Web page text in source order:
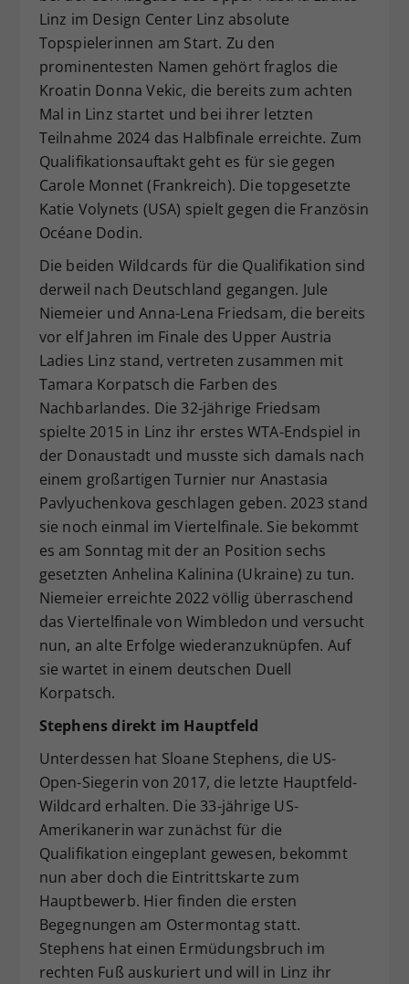
Linz im Design Center Linz absolute
Topspielerinnen am Start. Zu den
prominentesten Namen gehört fraglos die
Kroatin Donna Vekic, die bereits zum achten
Mal in Linz startet und bei ihrer letzten
Teilnahme 2024 das Halbfinale erreichte. Zum
Qualifikationsauftakt geht es für sie gegen
Carole Monnet (Frankreich). Die topgesetzte
Katie Volynets (USA) spielt gegen die Französin
Océane Dodin.
Die beiden Wildcards für die Qualifikation sind
derweil nach Deutschland gegangen. Jule
Niemeier und Anna-Lena Friedsam, die bereits
vor elf Jahren im Finale des Upper Austria
Ladies Linz stand, vertreten zusammen mit
Tamara Korpatsch die Farben des
Nachbarlandes. Die 32-jährige Friedsam
spielte 2015 in Linz ihr erstes WTA-Endspiel in
der Donaustadt und musste sich damals nach
einem großartigen Turnier nur Anastasia
Pavlyuchenkova geschlagen geben. 2023 stand
sie noch einmal im Viertelfinale. Sie bekommt
es am Sonntag mit der an Position sechs
gesetzten Anhelina Kalinina (Ukraine) zu tun.
Niemeier erreichte 2022 völlig überraschend
das Viertelfinale von Wimbledon und versucht
nun, an alte Erfolge wiederanzuknüpfen. Auf
sie wartet in einem deutschen Duell
Korpatsch.
Stephens direkt im Hauptfeld
Unterdessen hat Sloane Stephens, die US-
Open-Siegerin von 2017, die letzte Hauptfeld-
Wildcard erhalten. Die 33-jährige US-
Amerikanerin war zunächst für die
Qualifikation eingeplant gewesen, bekommt
nun aber doch die Eintrittskarte zum
Hauptbewerb. Hier finden die ersten
Begegnungen am Ostermontag statt.
Stephens hat einen Ermüdungsbruch im
rechten Fuß auskuriert und will in Linz ihr
Zweck
Dieser Wert speichert Ihre Consent-
Einstellungen. Unter anderem eine
zufällig generierte ID, für die
historische Speicherung Ihrer
vorgenommen Einstellungen, falls der
Webseiten-Betreiber dies eingestellt
hat.